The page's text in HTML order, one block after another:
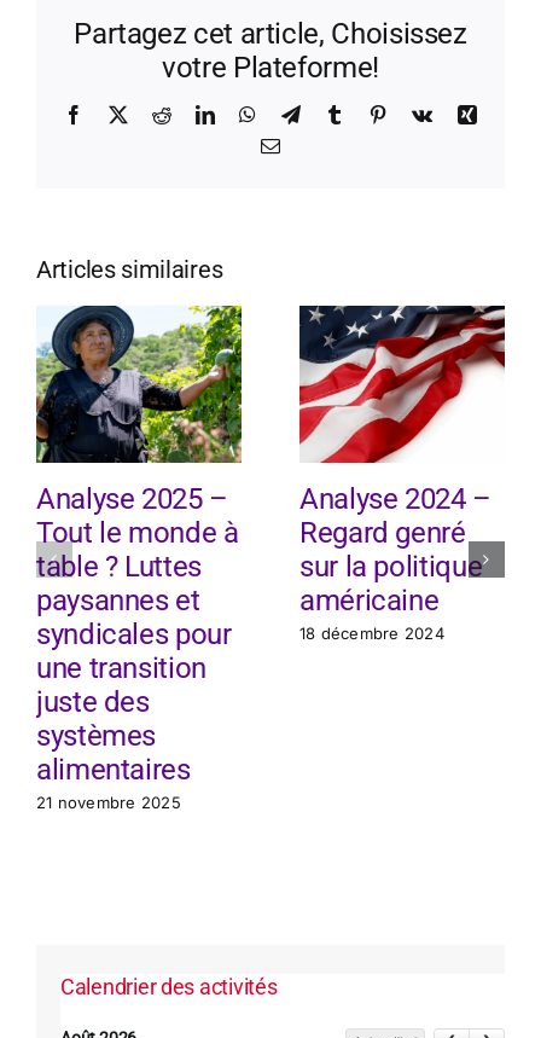
Partagez cet article, Choisissez
votre Plateforme!
Facebook
X RedditLinkedInWhatsApp
TelegramTumblr Pinterest
Vk
Xing
Email
Articles similaires
Analyse 2025 –
Tout le monde à
table ? Luttes
paysannes et
syndicales pour
une transition
juste des
systèmes
alimentaires
21 novembre 2025
Analyse 2024 –
Regard genré
sur la politique
américaine
18 décembre 2024
Calendrier des activités